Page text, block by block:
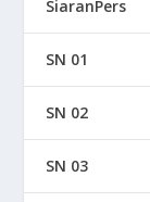
SiaranPers
SN 01
SN 02
SN 03